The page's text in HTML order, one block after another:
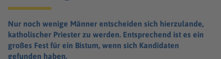
Nur noch wenige Männer entscheiden sich hierzulande,
katholischer Priester zu werden. Entsprechend ist es ein
großes Fest für ein Bistum, wenn sich Kandidaten
gefunden haben.